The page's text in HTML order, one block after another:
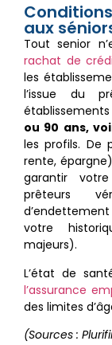
aux
Tout senior
rachat de
les
l’issue du
ou 90 ans,
les profils. De
rente,
garantir
prêteurs
votre
majeurs).
L’état de
l’assurance
des limites
(Sources :